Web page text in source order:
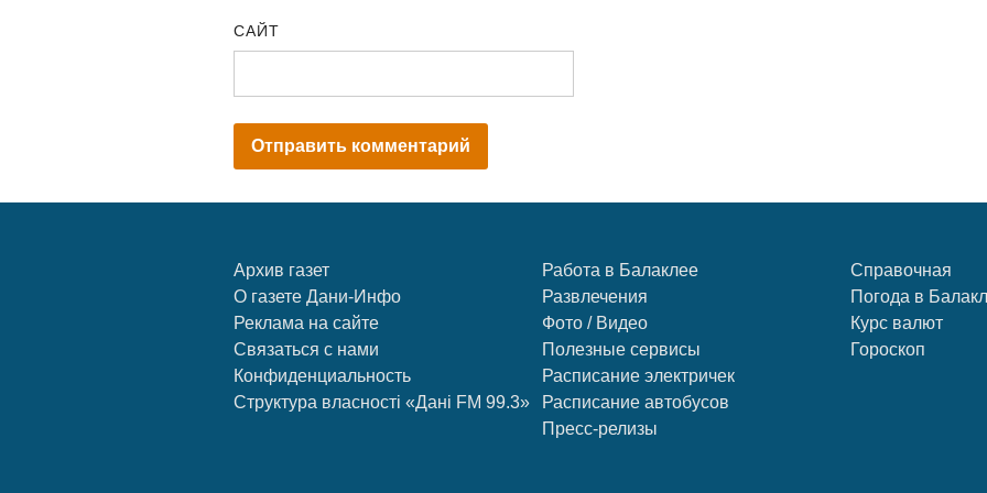
САЙТ
Архив газет
О газете Дани-Инфо
Реклама на сайте
Связаться с нами
Конфиденциальность
Структура власності «Дані FM 99.3»
Работа в Балаклее
Развлечения
Фото / Видео
Полезные сервисы
Расписание электричек
Расписание автобусов
Пресс-релизы
Справочная
Погода в
Курс валют
Гороскоп